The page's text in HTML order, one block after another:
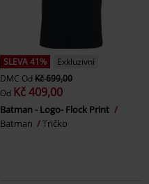
SLEVA 41%
Exkluzivní
DMC Od Kč 699,00
Od Kč 409,00
Batman - Logo- Flock Print
Batman
Tričko